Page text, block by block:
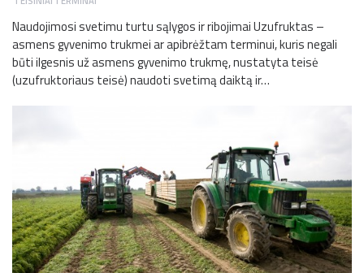
Naudojimosi svetimu turtu sąlygos ir ribojimai Uzufruktas –
asmens gyvenimo trukmei ar apibrėžtam terminui, kuris negali
būti ilgesnis už asmens gyvenimo trukmę, nustatyta teisė
(uzufruktoriaus teisė) naudoti svetimą daiktą ir…